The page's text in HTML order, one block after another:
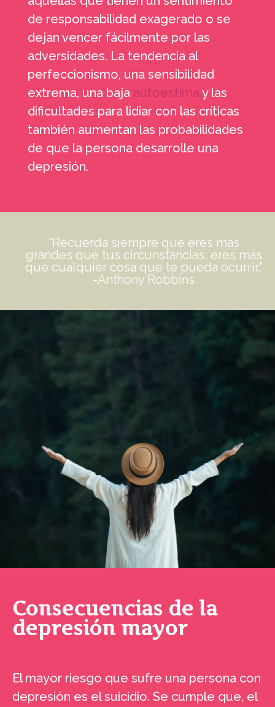
de responsabilidad exagerado o se
dejan vencer fácilmente por las
adversidades. La tendencia al
perfeccionismo, una sensibilidad
extrema, una baja autoestima y las
dificultades para lidiar con las críticas
también aumentan las probabilidades
de que la persona desarrolle una
depresión.
“Recuerda siempre que eres más
grandes que tus circunstancias, eres más
que cualquier cosa que te pueda ocurrir.”
-Anthony Robbins
Consecuencias de la
depresión mayor
El mayor riesgo que sufre una persona con
depresión es el suicidio. Se cumple que, el